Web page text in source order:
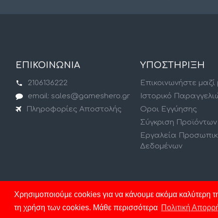
Χρησιμοποιούμε cookies για να κάνουμε ακόμα καλύτερη
τη χρήση των cookies. Μάθε περισσότερα Πολιτική
ΕΠΙΚΟΙΝΩΝΙΑ
2106136222
email: sales@gameshero.gr
Πληροφορίες Αποστολής
ΥΠΟΣΤΗΡΙΞΗ
Επικοινωνήστε μαζί
Ιστορικό
Οροι Εγγύησης
Σύγκριση Προϊόντων
Εργαλεία
Δεδομένων
Copyright © 2019, Your Store, All Rights Reserved